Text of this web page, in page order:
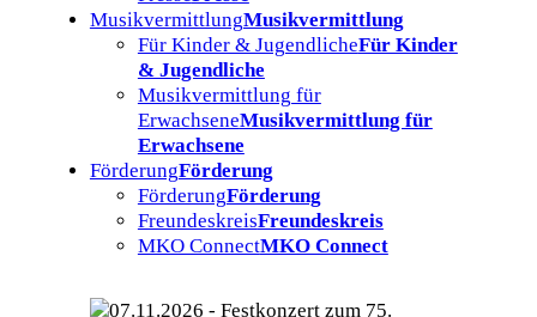
MusikvermittlungMusikvermittlung
Für Kinder & JugendlicheFür Kinder
& Jugendliche
Musikvermittlung für
ErwachseneMusikvermittlung für
Erwachsene
FörderungFörderung
FörderungFörderung
FreundeskreisFreundeskreis
MKO ConnectMKO Connect